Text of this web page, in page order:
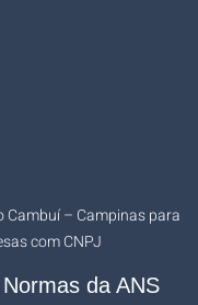
Cambuí – Campinas para
com CNPJ
da ANS